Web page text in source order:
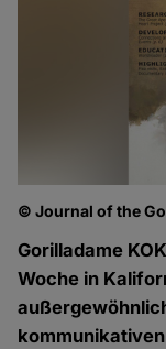
© Journal of the
Gorilladame
Woche in